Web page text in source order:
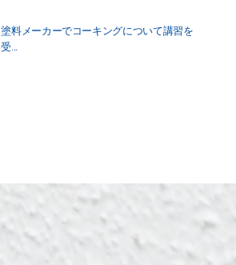
塗料メーカーでコーキングについて講習を
受...